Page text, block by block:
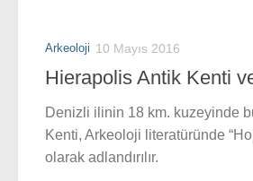
Arkeoloji 10 Mayıs 2016
Hierapolis Antik Kenti
Denizli ilinin 18 km. kuzeyinde
Kenti, Arkeoloji literatüründe
olarak adlandırılır.